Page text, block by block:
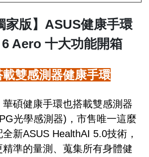
家版】ASUS健康手環
Aero 十大功能開箱
雙感測器健康手環
碩健康手環也搭載雙感測器
光學感測器)，市售唯一這麼
新ASUS HealthAI 5.0技術，
準的量測、蒐集所有身體健